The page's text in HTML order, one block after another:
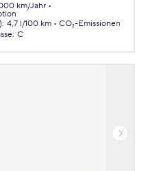
km/Jahr
: 4,7 l/100 km
CO₂-Emissionen
: C